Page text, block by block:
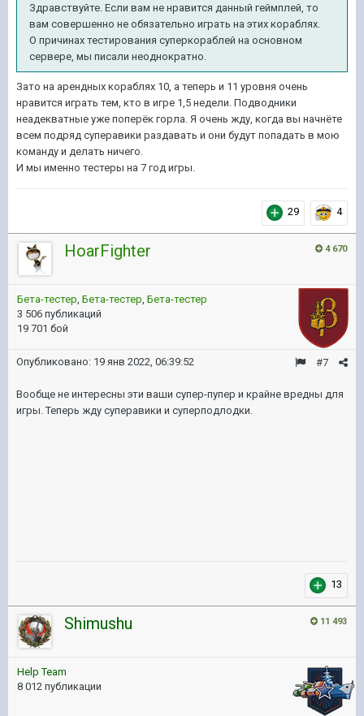
Здравствуйте. Если вам не нравится данный геймплей, то
вам совершенно не обязательно играть на этих кораблях.
О причинах тестирования суперкораблей на основном
сервере, мы писали неоднократно.
Зато на арендных кораблях 10, а теперь и 11 уровня очень
нравится играть тем, кто в игре 1,5 недели. Подводники
неадекватные уже поперёк горла. Я очень жду, когда вы начнёте
всем подряд суперавики раздавать и они будут попадать в мою
команду и делать ничего.
И мы именно тестеры на 7 год игры.
29 4
4 670
HoarFighter
Бета-тестер, Бета-тестер, Бета-тестер
3 506 публикаций
19 701 бой
#7
Опубликовано: 19 янв 2022, 06:39:52
Вообще не интересны эти ваши супер-пупер и крайне вредны для
игры. Теперь жду суперавики и суперподлодки.
13
11 493
Shimushu
Help Team
8 012 публикации